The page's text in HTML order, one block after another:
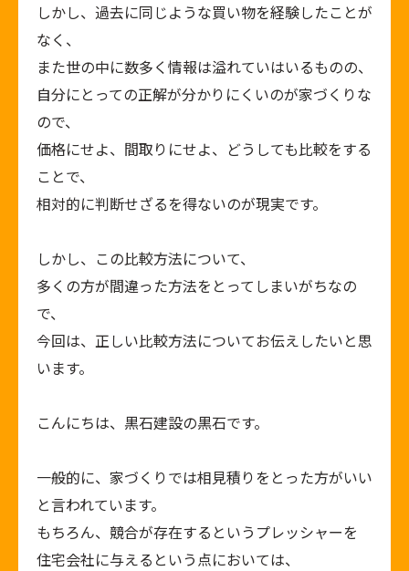
しかし、過去に同じような買い物を経験したことが
なく、
また世の中に数多く情報は溢れていはいるものの、
自分にとっての正解が分かりにくいのが家づくりな
ので、
価格にせよ、間取りにせよ、どうしても比較をする
ことで、
相対的に判断せざるを得ないのが現実です。
しかし、この比較方法について、
多くの方が間違った方法をとってしまいがちなの
で、
今回は、正しい比較方法についてお伝えしたいと思
います。
こんにちは、黒石建設の黒石です。
一般的に、家づくりでは相見積りをとった方がいい
と言われています。
もちろん、競合が存在するというプレッシャーを
住宅会社に与えるという点においては、